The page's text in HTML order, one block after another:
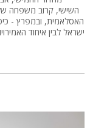
השישי, קרוב משפחה של
האסלאמית, ובמפרץ -
ישראל לבין איחוד